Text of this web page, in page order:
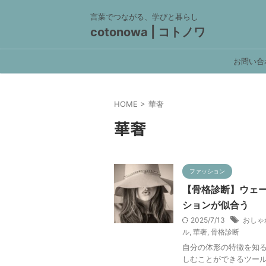
言葉でつながる、学びと暮らし
cotonowa | コトノワ
お問い合
HOME > 華奢
華奢
ファッション
【骨格診断】ウ
ションが似合う
2025/7/13 おしゃ
ル, 華奢, 骨格診断
自分の体形の特徴を知
しむことができるツー